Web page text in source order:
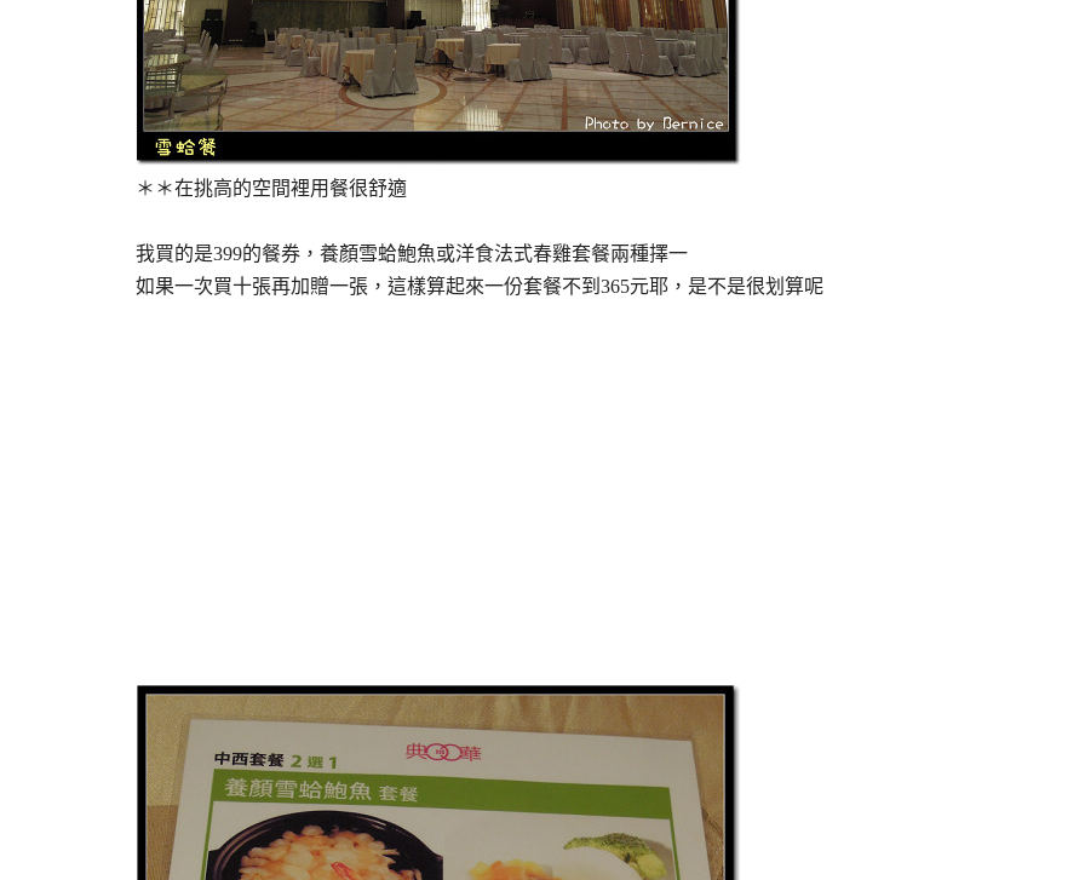
＊＊在挑高的空間裡用餐很舒適
我買的是399的餐券，養顏雪蛤鮑魚或洋食法式春雞套餐兩種擇一
如果一次買十張再加贈一張，這樣算起來一份套餐不到365元耶，是不是很划算呢